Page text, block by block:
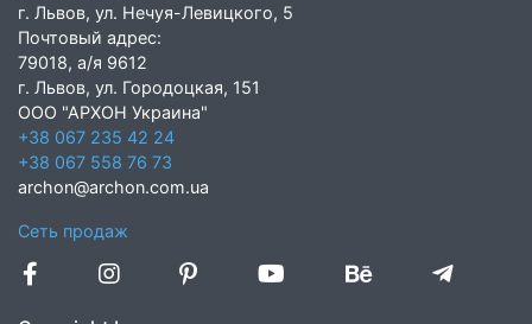
г. Львов, ул. Нечуя-Левицкого, 5
Почтовый адрес:
79018, а/я 9612
г. Львов, ул. Городоцкая, 151
ООО "АРХОН Украина"
+38 067 235 42 24
+38 067 558 76 73
archon@archon.com.ua
Сеть продаж